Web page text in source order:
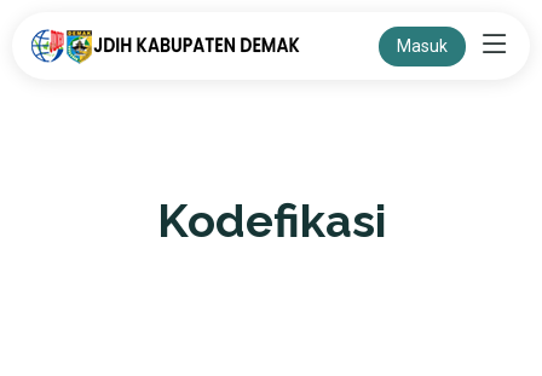
Masuk
Kodefikasi